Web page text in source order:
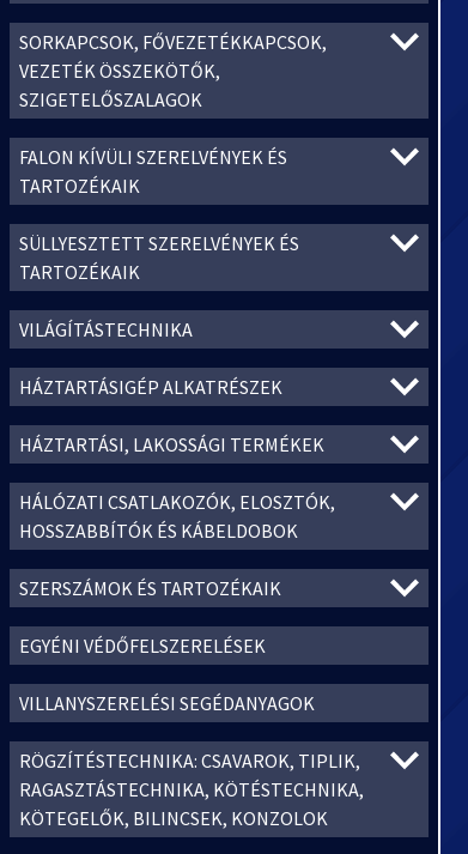
SORKAPCSOK, FŐVEZETÉKKAPCSOK,
VEZETÉK ÖSSZEKÖTŐK,
SZIGETELŐSZALAGOK
FALON KÍVÜLI SZERELVÉNYEK ÉS
TARTOZÉKAIK
SÜLLYESZTETT SZERELVÉNYEK ÉS
TARTOZÉKAIK
VILÁGÍTÁSTECHNIKA
HÁZTARTÁSIGÉP ALKATRÉSZEK
HÁZTARTÁSI, LAKOSSÁGI TERMÉKEK
HÁLÓZATI CSATLAKOZÓK, ELOSZTÓK,
HOSSZABBÍTÓK ÉS KÁBELDOBOK
SZERSZÁMOK ÉS TARTOZÉKAIK
EGYÉNI VÉDŐFELSZERELÉSEK
VILLANYSZERELÉSI SEGÉDANYAGOK
RÖGZÍTÉSTECHNIKA: CSAVAROK, TIPLIK,
RAGASZTÁSTECHNIKA, KÖTÉSTECHNIKA,
KÖTEGELŐK, BILINCSEK, KONZOLOK